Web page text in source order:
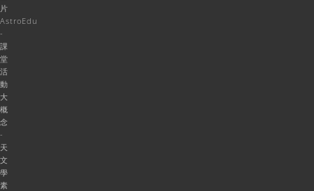
片
AstroEdu
-
課
堂
活
動
大
概
念
-
天
文
學
素